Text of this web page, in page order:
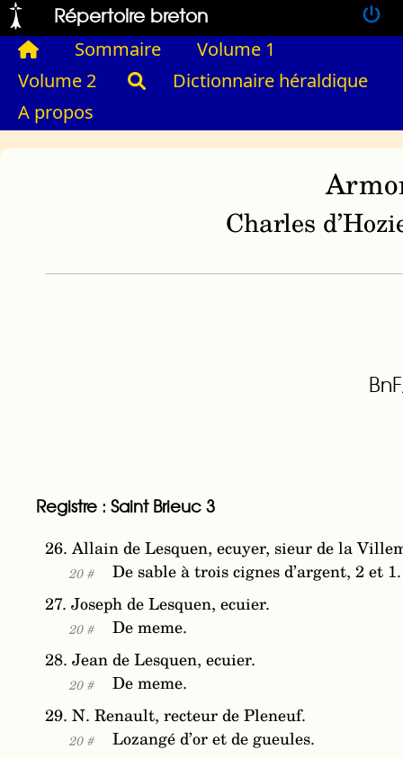
Répertoire breton
Sommaire
Volume 1
Volume 2
Dictionnaire héraldique
A propos
Charles
Registre : Saint Brieuc 3
26. Allain de Lesquen, ecuyer, sieur de la
20 #
De sable à trois cignes d’argent, 2 et 1.
27. Joseph de Lesquen, ecuier.
20 #
De meme.
28. Jean de Lesquen, ecuier.
20 #
De meme.
29. N. Renault, recteur de Pleneuf.
20 #
Lozangé d’or et de gueules.